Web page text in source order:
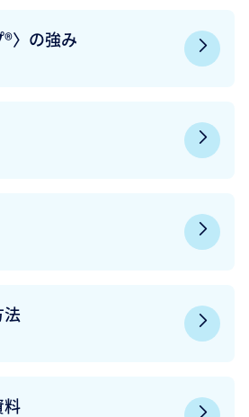
®〉の強み
料